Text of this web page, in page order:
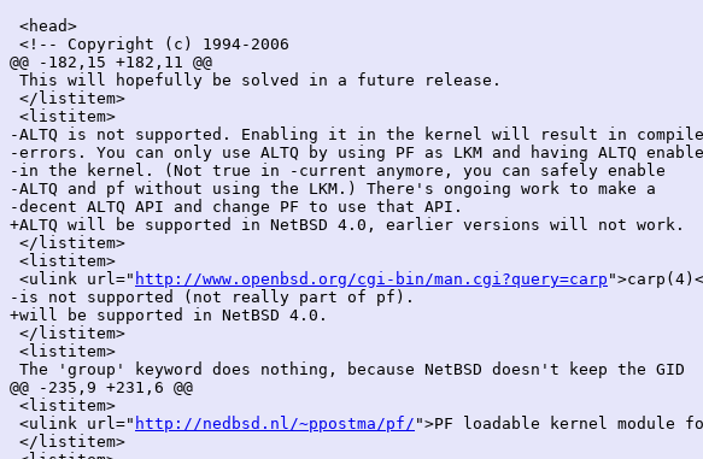
<head>
<!-- Copyright (c) 1994-2006
@@ -182,15 +182,11 @@
This will hopefully be solved in a future release.
</listitem>
<listitem>
-ALTQ is not supported. Enabling it in the kernel will result in compile
-errors. You can only use ALTQ by using PF as LKM and having ALTQ
-in the kernel. (Not true in -current anymore, you can safely enable
-ALTQ and pf without using the LKM.) There's ongoing work to make a
-decent ALTQ API and change PF to use that API.
+ALTQ will be supported in NetBSD 4.0, earlier versions will not work.
</listitem>
<listitem>
<ulink url=" http://www.openbsd.org/cgi-bin/man.cgi?query=carp
-is not supported (not really part of pf).
+will be supported in NetBSD 4.0.
</listitem>
<listitem>
The 'group' keyword does nothing, because NetBSD doesn't keep the GID
@@ -235,9 +231,6 @@
<listitem>
<ulink url=" http://nedbsd.nl/~ppostma/pf/ ">PF loadable kernel module
</listitem>